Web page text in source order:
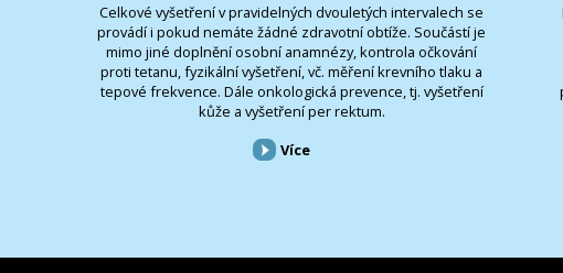
Celkové vyšetření v pravidelných dvouletých intervalech se
provádí i pokud nemáte žádné zdravotní obtíže. Součástí je
mimo jiné doplnění osobní anamnézy, kontrola očkování
proti tetanu, fyzikální vyšetření, vč. měření krevního tlaku a
tepové frekvence. Dále onkologická prevence, tj. vyšetření
kůže a vyšetření per rektum.
Více